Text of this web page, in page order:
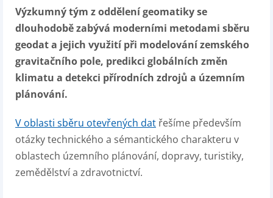
Výzkumný tým z oddělení geomatiky se
dlouhodobě zabývá moderními metodami sběru
geodat a jejich využití při modelování zemského
gravitačního pole, predikci globálních změn
klimatu a detekci přírodních zdrojů a územním
plánování.
V oblasti sběru otevřených dat řešíme především
otázky technického a sémantického charakteru v
oblastech územního plánování, dopravy, turistiky,
zemědělství a zdravotnictví.